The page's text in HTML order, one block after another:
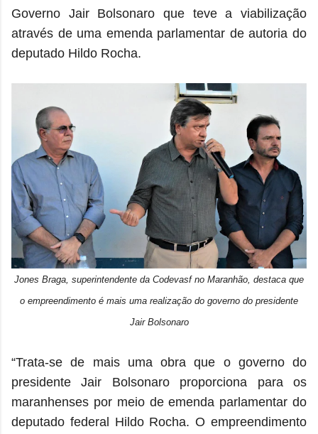
Governo Jair Bolsonaro que teve a viabilização
através de uma emenda parlamentar de autoria do
deputado Hildo Rocha.
Jones Braga, superintendente da Codevasf no Maranhão, destaca que
o empreendimento é mais uma realização do governo do presidente
Jair Bolsonaro
“Trata-se de mais uma obra que o governo do
presidente Jair Bolsonaro proporciona para os
maranhenses por meio de emenda parlamentar do
deputado federal Hildo Rocha. O empreendimento